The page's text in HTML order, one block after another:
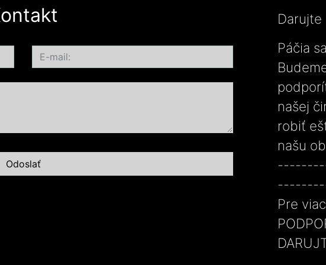
Darujte
Páčia
našej
robiť
našu
Pre